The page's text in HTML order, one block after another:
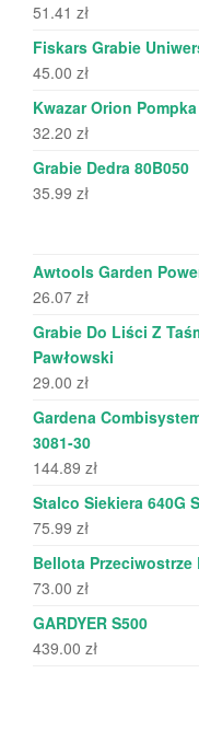
51.41 zł
Fiskars Grabie
45.00 zł
Kwazar Orion
32.20 zł
Grabie Dedra 80B050
35.99 zł
Awtools Garden
26.07 zł
Grabie Do Liści Z
Pawłowski
29.00 zł
Gardena
3081-30
144.89 zł
Stalco Siekiera 640G
75.99 zł
Bellota Przeciwostrze
73.00 zł
GARDYER S500
439.00 zł